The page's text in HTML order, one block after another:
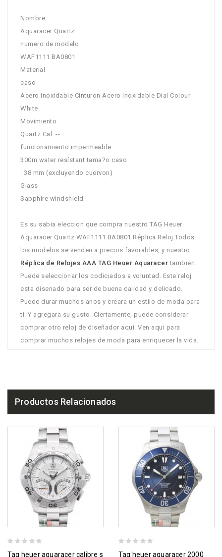
Nombre
Aquaracer Quartz
numero de modelo
WAF1111.BA0801
Material
caso
Acero inoxidable Cinturon Acero inoxidable Dial Colour
White
Movimiento
Quartz Cal .--
funcionamiento impermeable
300m water resístant tama?o caso
: 38 mm (excluyendo cuervon)
Glass
Sapphire windshield
Es su sabia eleccion que compra nuestro TAG Heuer
Aquaracer Quartz WAF1111.BA0801 Réplica Reloj.Todos
los modelos se venden a precios favorables, y nuestro
Réplica de Relojes AAA TAG Heuer Aquaracertambien.
Puede seleccionar los codiciados a voluntad. Este reloj
esta disenado para ser de buena calidad y delicado.
Puede durar muchos anos y creara un estilo de moda para
ti. Y agregara su gusto. Ciertamente, puede consíderar
comprar otro reloj de diseñador aqui. Ven aqui para
comprar muchos relojes de moda para enriquecer la vida.
Productos Relacionados
tag heuer aquaracer calibre s
tag heuer aquaracer 2000